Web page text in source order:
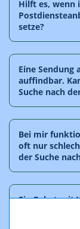
Hilft es, wenn
setze?
Eine
auffindbar.
Suche nach
Bei mir
oft nur
der Suche
Ein Paket mit